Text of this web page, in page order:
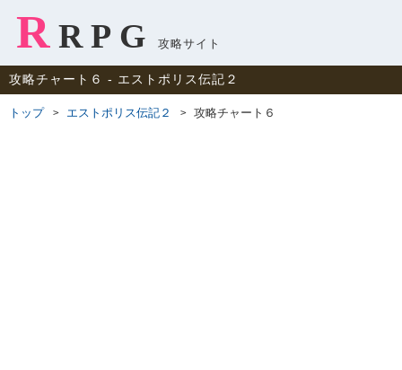
R RPG 攻略サイト
攻略チャート６ ‐ エストポリス伝記２
トップ エストポリス伝記２ 攻略チャート６